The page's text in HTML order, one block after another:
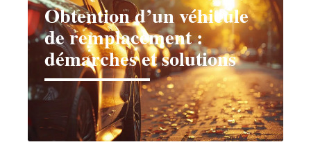
Obtention d’un véhicule
de remplacement :
démarches et solutions